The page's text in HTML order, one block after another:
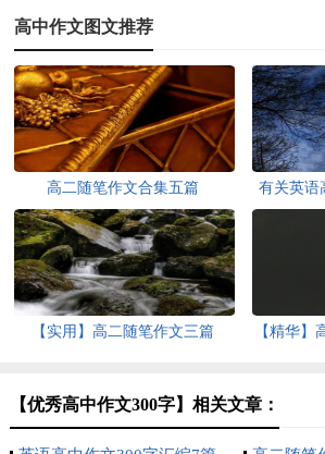
高中作文图文推荐
高二随笔作文合集五篇
有关英语
【实用】高二随笔作文三篇 【精华】
【优秀高中作文300字】相关文章：